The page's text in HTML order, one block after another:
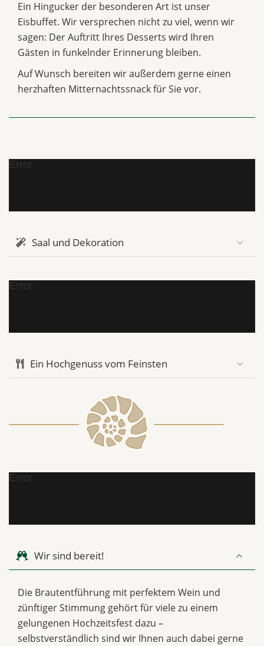
Ein Hingucker der besonderen Art ist unser
Eisbuffet. Wir versprechen nicht zu viel, wenn wir
sagen: Der Auftritt Ihres Desserts wird Ihren
Gästen in funkelnder Erinnerung bleiben.
Auf Wunsch bereiten wir außerdem gerne einen
herzhaften Mitternachtssnack für Sie vor.
Error
Saal und Dekoration
Error
Ein Hochgenuss vom Feinsten
Error
Wir sind bereit!
Die Brautentführung mit perfektem Wein und
zünftiger Stimmung gehört für viele zu einem
gelungenen Hochzeitsfest dazu –
selbstverständlich sind wir Ihnen auch dabei gerne